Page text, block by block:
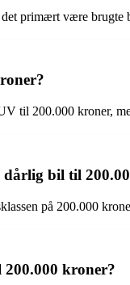
primært være
til 200.000 kroner,
bil til
på 200.000
kroner?